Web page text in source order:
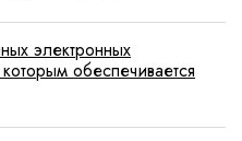
электронных
обеспечивается